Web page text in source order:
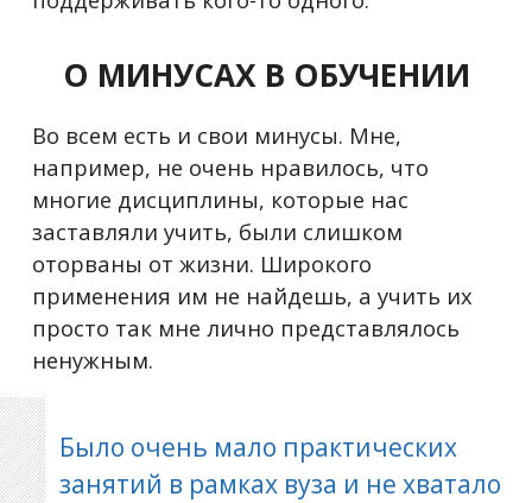
О МИНУСАХ В ОБУЧЕНИИ
Во всем есть и свои минусы. Мне,
например, не очень нравилось, что
многие дисциплины, которые нас
заставляли учить, были слишком
оторваны от жизни. Широкого
применения им не найдешь, а учить их
просто так мне лично представлялось
ненужным.
Было очень мало практических
занятий в рамках вуза и не хватало